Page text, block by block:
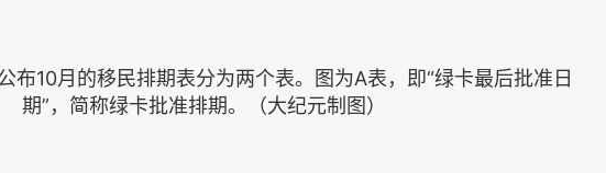
布10月的移民排期表分为两个表。图为A表，即“绿卡最后批准日
期”，简称绿卡批准排期。（大纪元制图）